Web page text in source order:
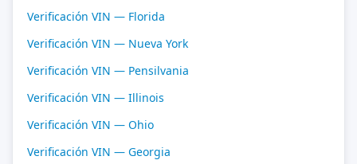
Verificación VIN — Florida
Verificación VIN — Nueva York
Verificación VIN — Pensilvania
Verificación VIN — Illinois
Verificación VIN — Ohio
Verificación VIN — Georgia